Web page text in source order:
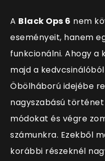
A Black Ops 6 nem
eseményeit, hanem
funkcionálni. Ahogy
majd a
Öbölháború idejébe
nagyszabású
módokat és végre
számunkra. Ezekből
korábbi részeknél